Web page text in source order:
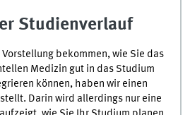
Studienverlauf
bekommen, wie Sie das
Medizin gut in das Studium
können, haben wir einen
Darin wird allerdings nur eine